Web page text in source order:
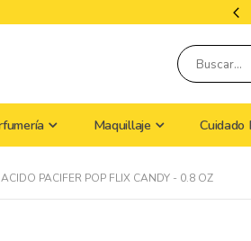
Maquillaje Cuidado
PACIFER POP FLIX CANDY - 0.8 OZ